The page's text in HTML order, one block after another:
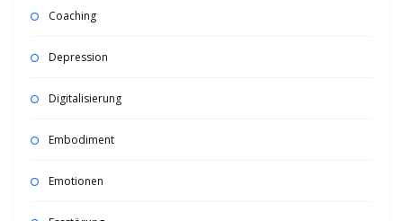
Coaching
Depression
Digitalisierung
Embodiment
Emotionen